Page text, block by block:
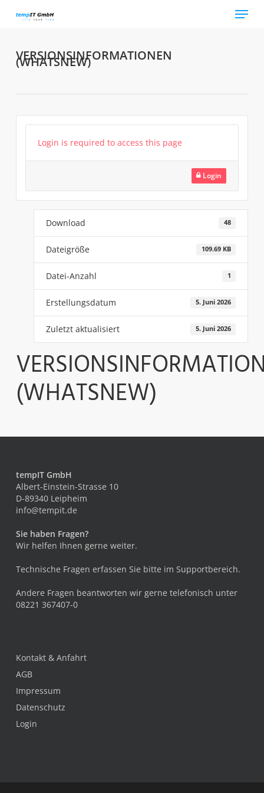
Menu
VERSIONSINFORMATIONEN
(WHATSNEW)
Login is required to access this page
Login
Download 48
Dateigröße 109.69 KB
Datei-Anzahl 1
Erstellungsdatum 5. Juni 2026
Zuletzt aktualisiert 5. Juni 2026
(WHATSNEW)
tempIT GmbH
Albert-Einstein-Strasse 10
D-89340 Leipheim
info@tempit.de
Sie haben Fragen?
Wir helfen Ihnen gerne weiter.
Technische Fragen erfassen Sie bitte im Supportbereich.
Andere Fragen beantworten wir gerne telefonisch unter
08221 367407-0
Kontakt & Anfahrt
AGB
Impressum
Datenschutz
Login